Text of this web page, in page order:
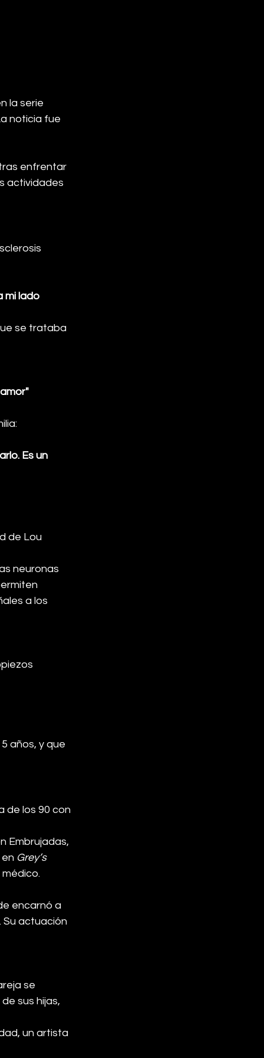
la serie
noticia fue
enfrentar
actividades
mi lado
se trataba
Es un
de Lou
neuronas
a los
años, y que
de los 90 con
Embrujadas,
Grey’s
encarnó a
actuación
se
sus hijas,
un artista